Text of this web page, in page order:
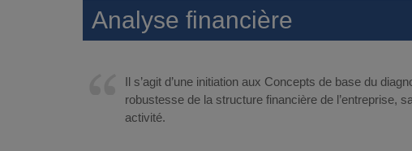
Analyse financière
Il s’agit d’une initiation aux Concepts de base du
robustesse de la structure financière de l’entreprise,
activité.